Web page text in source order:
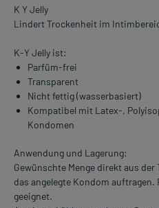
K Y Jelly
Lindert Trockenheit im
K-Y Jelly ist:
Parfüm-frei
Transparent
Nicht fettig (wasserbasiert)
Kompatibel mit Latex-,
Kondomen
Anwendung und Lagerung:
Gewünschte Menge direkt aus
das angelegte Kondom auftragen.
geeignet.